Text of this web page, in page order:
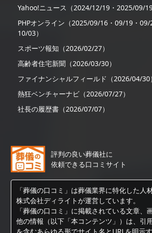
Yahoo!ニュース（2024/12/19・2025/09/19
PHPオンライン（2025/09/16・09/19・09/
10/03）
スポーツ報知（2026/02/27）
高齢者住宅新聞（2026/03/30）
ファイナンシャルフィールド（2026/04/30）
熱狂ベンチャーナビ（2026/07/27）
社長の履歴書（2026/07/07）
評判の良い葬儀社に
依頼できる口コミサイト
「葬儀の口コミ」は葬儀業界に特化した人
株式会社ディライトが運営しています。
「葬儀の口コミ」に掲載されている文章、
他の情報（以下「本コンテンツ」）は、引